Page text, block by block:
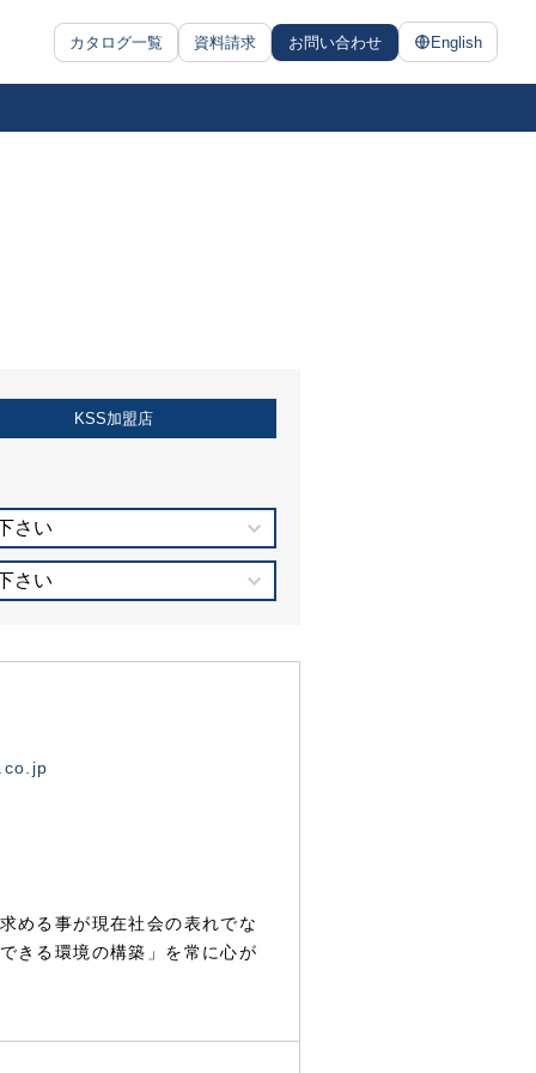
カタログ一覧 資料請求 お問い合わせ English
KSS加盟店
さい
さい
める事が現在社会の表れでな
きる環境の構築」を常に心が